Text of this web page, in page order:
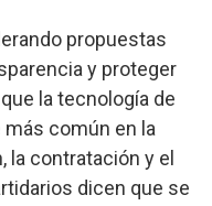
propuestas
y proteger
la tecnología de
común en la
la contratación y el
dicen que se